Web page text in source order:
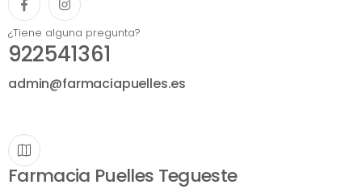
¿Tiene alguna pregunta?
922541361
admin@farmaciapuelles.es
Farmacia Puelles Tegueste